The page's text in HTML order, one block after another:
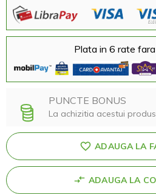
Plata in 6 rate fara
PUNCTE BONUS
La achizitia acestui
ADAUGA LA
ADAUGA LA